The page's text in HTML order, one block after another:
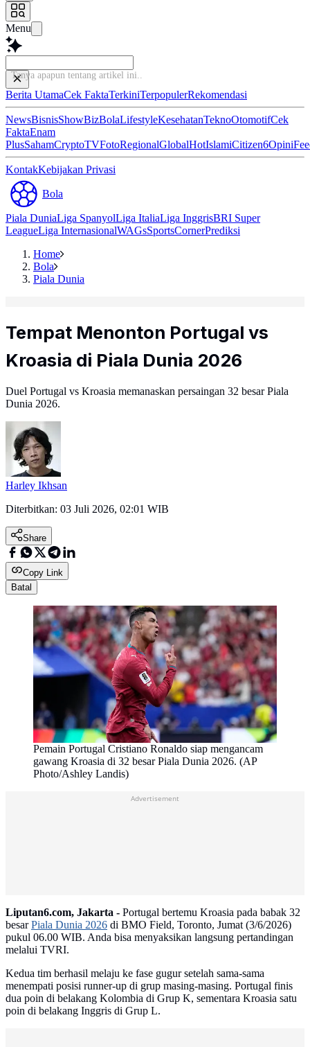
Menu
Tanya apapun te
Berita UtamaCek FaktaTerkiniTerpopulerRekomendasi
NewsBisnisShowBizBolaLifestyleKesehatanTeknoOtomotifCek
FaktaEnam
PlusSahamCryptoTVFotoRegionalGlobalHotIslamiCitizen6Opini
KontakKebijakan Privasi
Bola
Piala DuniaLiga SpanyolLiga ItaliaLiga InggrisBRI Super
LeagueLiga InternasionalWAGsSportsCornerPrediksi
Home
Bola
Piala Dunia
Tempat Menonton Portugal vs
Kroasia di Piala Dunia 2026
Duel Portugal vs Kroasia memanaskan persaingan 32 besar Piala
Dunia 2026.
Harley Ikhsan
Diterbitkan: 03 Juli 2026, 02:01 WIB
Share
Copy Link
Batal
Pemain Portugal Cristiano Ronaldo siap mengancam
gawang Kroasia di 32 besar Piala Dunia 2026. (AP
Photo/Ashley Landis)
Advertisement
Liputan6.com, Jakarta - Portugal bertemu Kroasia pada babak 32
besarPiala Dunia 2026 di BMO Field, Toronto, Jumat (3/6/2026)
pukul 06.00 WIB. Anda bisa menyaksikan langsung pertandingan
melalui TVRI.
Kedua tim berhasil melaju ke fase gugur setelah sama-sama
menempati posisi runner-up di grup masing-masing. Portugal finis
dua poin di belakang Kolombia di Grup K, sementara Kroasia satu
poin di belakang Inggris di Grup L.